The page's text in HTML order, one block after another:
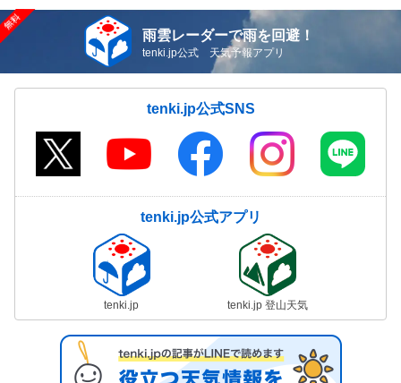
雨雲レーダーで雨を回避！
tenki.jp公式 天気予報アプリ
tenki.jp公式SNS
tenki.jp公式アプリ
tenki.jp tenki.jp 登山天気